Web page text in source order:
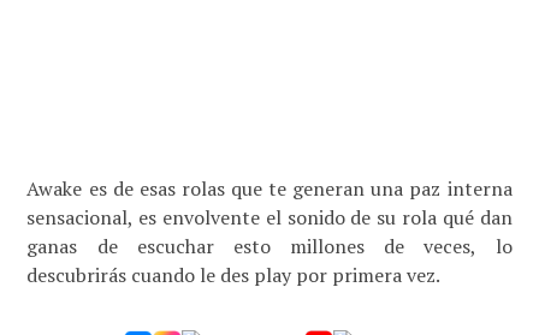
Awake es de esas rolas que te generan una paz interna
sensacional, es envolvente el sonido de su rola qué dan
ganas de escuchar esto millones de veces, lo
descubrirás cuando le des play por primera vez.